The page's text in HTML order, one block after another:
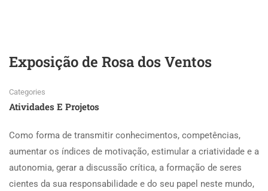
Exposição de Rosa dos Ventos
Categories
Atividades E Projetos
Como forma de transmitir conhecimentos, competências,
aumentar os índices de motivação, estimular a criatividade e a
autonomia, gerar a discussão crítica, a formação de seres
cientes da sua responsabilidade e do seu papel neste mundo,